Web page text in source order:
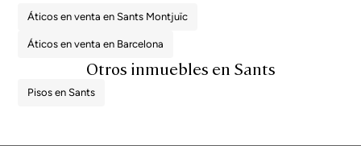
Áticos en venta en Sants Montjuïc
Áticos en venta en Barcelona
Otros inmuebles en Sants
Pisos en Sants